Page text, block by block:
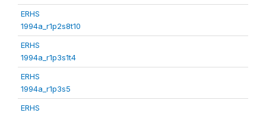
ERHS
1994a_r1p2s8t10
ERHS
1994a_r1p3s1t4
ERHS
1994a_r1p3s5
ERHS